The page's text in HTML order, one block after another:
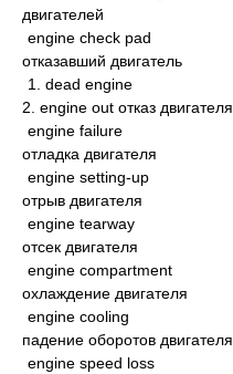
двигателей
engine check pad
отказавший двигатель
1. dead engine
2. engine out отказ двигателя
engine failure
отладка двигателя
engine setting-up
отрыв двигателя
engine tearway
отсек двигателя
engine compartment
охлаждение двигателя
engine cooling
падение оборотов двигателя
engine speed loss